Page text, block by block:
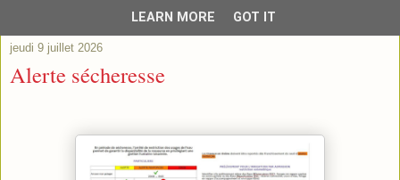
jeudi 9 juillet 2026
Alerte sécheresse
LEARN MORE GOT IT